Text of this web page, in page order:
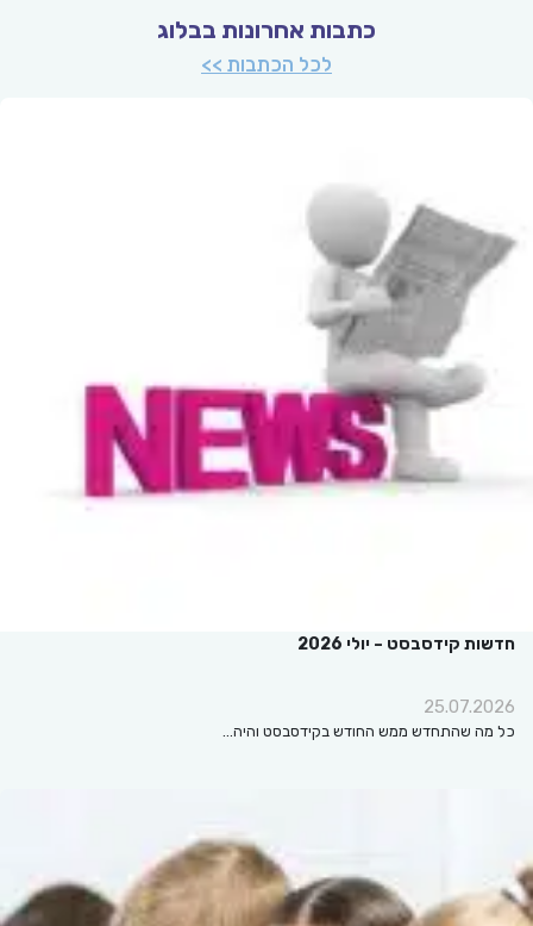
כתבות אחרונות בבלוג
לכל הכתבות >>
חדשות קידסבסט – יולי 2026
25.07.2026
כל מה שהתחדש ממש החודש בקידסבסט והיה…